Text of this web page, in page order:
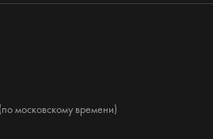
московскому времени)